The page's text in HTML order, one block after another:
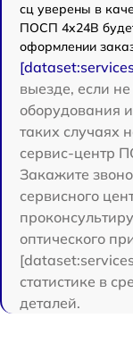
сц уверены в
ПОСП 4x24B
оформлении
выезде, если
оборудования
таких случаях
сервис-центр
Закажите
сервисного
оптического
статистике в
деталей.